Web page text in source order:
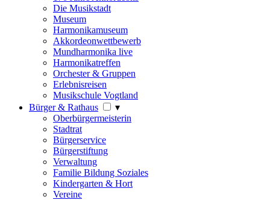
Die Musikstadt
Museum
Harmonikamuseum
Akkordeonwettbewerb
Mundharmonika live
Harmonikatreffen
Orchester & Gruppen
Erlebnisreisen
Musikschule Vogtland
Bürger & Rathaus
▾
Oberbürgermeisterin
Stadtrat
Bürgerservice
Bürgerstiftung
Verwaltung
Familie Bildung Soziales
Kindergarten & Hort
Vereine